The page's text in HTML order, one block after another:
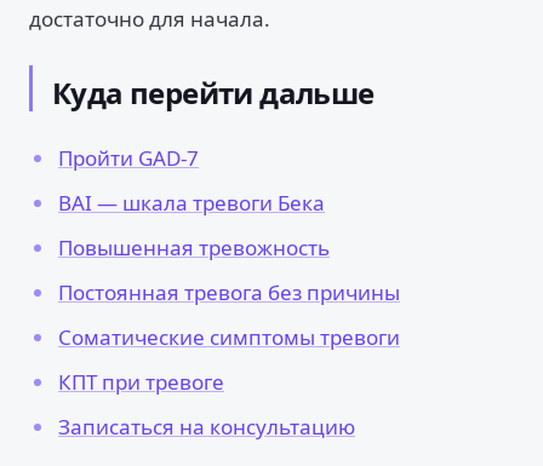
достаточно для начала.
Куда перейти дальше
Пройти GAD-7
BAI — шкала тревоги Бека
Повышенная тревожность
Постоянная тревога без причины
Соматические симптомы тревоги
КПТ при тревоге
Записаться на консультацию